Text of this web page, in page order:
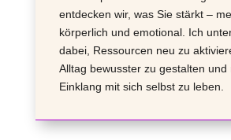
entdecken wir, was Sie stärkt –
körperlich und emotional. Ich
dabei, Ressourcen neu zu
Alltag bewusster zu gestalten und
Einklang mit sich selbst zu leben.